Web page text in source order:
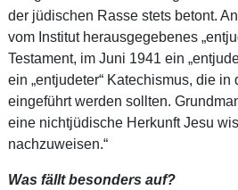
der jüdischen Rasse stets betont.
vom Institut herausgegebenes
Testament, im Juni 1941 ein
ein „entjudeter“ Katechismus, die
eingeführt werden sollten.
eine nichtjüdische Herkunft Jesu
nachzuweisen.“
Was fällt besonders auf?